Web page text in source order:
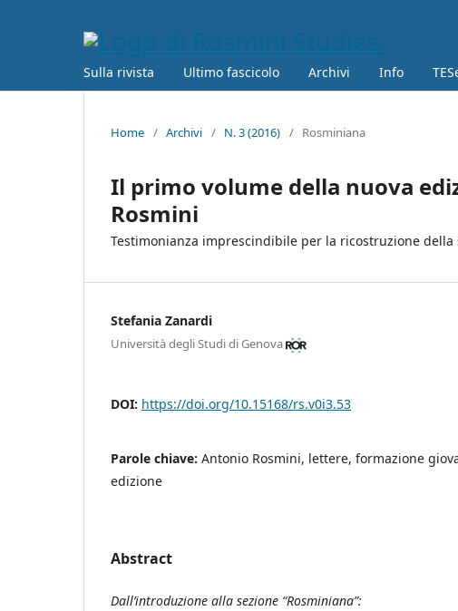
Sulla rivista Ultimo fascicolo Archivi Info
Home / Archivi / N. 3 (2016) / Rosminiana
Il primo volume della nuova
Rosmini
Testimonianza imprescindibile per la ricostruzione
Stefania Zanardi
Università degli Studi di Genova
DOI: https://doi.org/10.15168/rs.v0i3.53
Parole chiave: Antonio Rosmini, lettere, formazione
edizione
Abstract
Dall’introduzione alla sezione “Rosminiana”: